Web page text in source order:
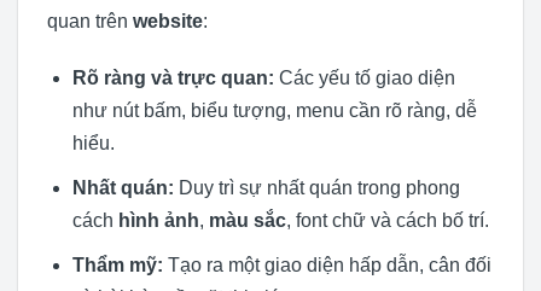
quan trên website:
Rõ ràng và trực quan: Các yếu tố giao diện
như nút bấm, biểu tượng, menu cần rõ ràng, dễ
hiểu.
Nhất quán: Duy trì sự nhất quán trong phong
cách hình ảnh, màu sắc, font chữ và cách bố trí.
Thẩm mỹ: Tạo ra một giao diện hấp dẫn, cân đối